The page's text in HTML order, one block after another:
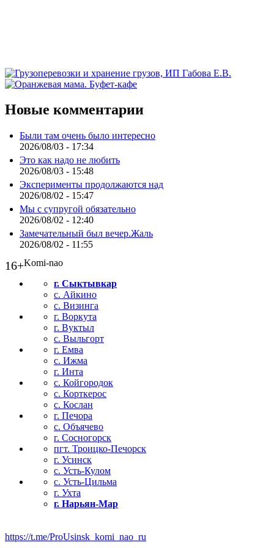
Новые комментарии
Были там очень было интересно
2026/08/03 - 17:34
Это как надо не любить
2026/08/03 - 15:48
Эксперименты продолжаются над
2026/08/02 - 15:47
Мы с супругой обязательно
2026/08/02 - 12:40
Замечательный был вечер.Жаль
2026/08/02 - 11:55
16+Komi-nao
г. Сыктывкар
с. Айкино
с. Визинга
г. Воркута
г. Вуктыл
с. Выльгорт
г. Емва
с. Ижма
г. Инта
с. Койгородок
с. Корткерос
с. Кослан
г. Печора
с. Объячево
г. Сосногорск
пгт. Троицко-Печорск
г. Усинск
с. Усть-Кулом
с. Усть-Цильма
г. Ухта
г. Нарьян-Мар
https://t.me/ProUsinsk_komi_nao_ru